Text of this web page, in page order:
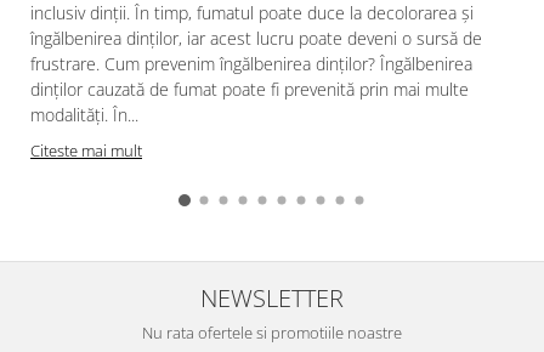
inclusiv dinții. În timp, fumatul poate duce la decolorarea și
îngălbenirea dinților, iar acest lucru poate deveni o sursă de
frustrare. Cum prevenim îngălbenirea dinților? Îngălbenirea
dinților cauzată de fumat poate fi prevenită prin mai multe
modalități. În...
Citeste mai mult
NEWSLETTER
Nu rata ofertele si promotiile noastre